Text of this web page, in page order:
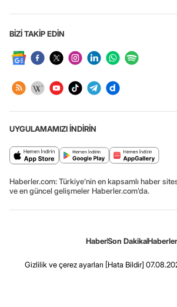
BİZİ TAKİP EDİN
UYGULAMAMIZI İNDİRİN
Haberler.com: Türkiye’nin en kapsamlı haber
ve en güncel gelişmeler Haberler.com’da.
HaberSon DakikaHaberler
Gizlilik ve çerez ayarları [Hata Bildir]